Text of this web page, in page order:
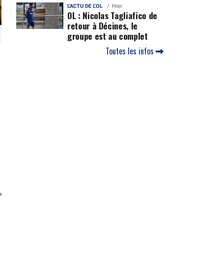
L'ACTU DE L'OL Hier
OL : Nicolas Tagliafico de
retour à Décines, le
groupe est au complet
Toutes les infos